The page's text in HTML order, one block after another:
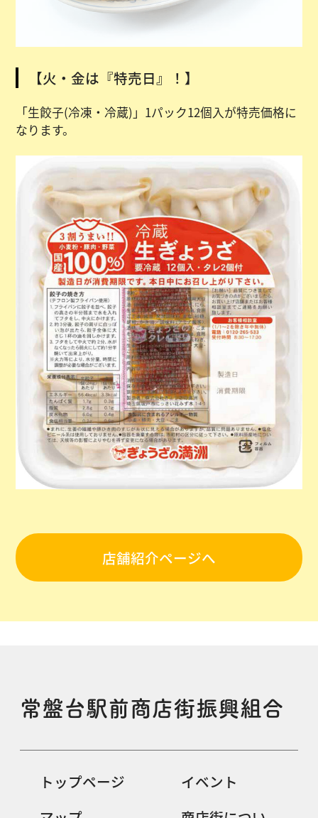
【火・金は『特売日』！】
「生餃子(冷凍・冷蔵)」1パック12個入が特売価格に
なります。
店舗紹介ページへ
常盤台駅前商店街振興組合
トップページ
イベント